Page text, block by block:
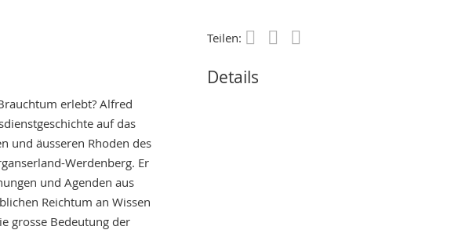
Teilen:
erlebt? Alfred
auf das
und äusseren Rhoden des
Werdenberg. Er
und Agenden aus
Reichtum an Wissen
grosse Bedeutung der
Details